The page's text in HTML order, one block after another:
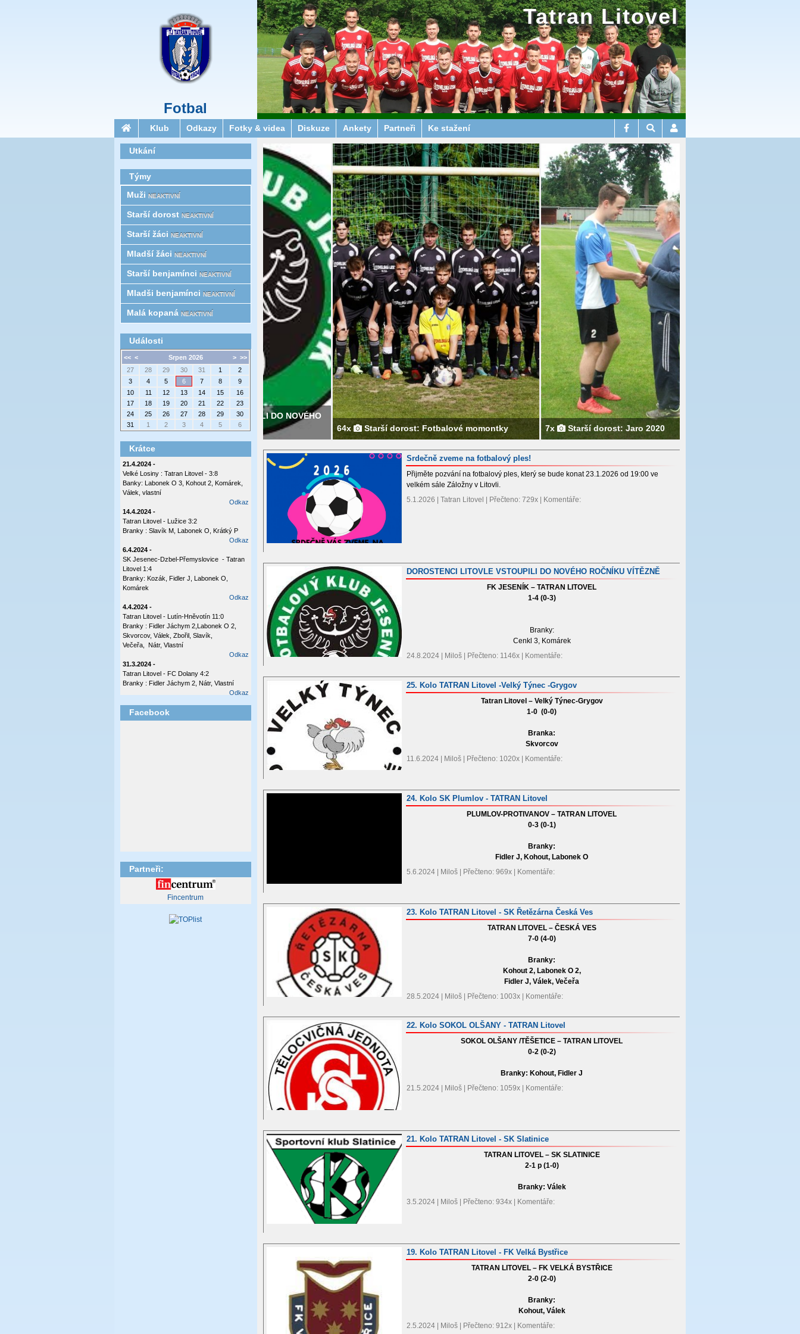
Fotbal
Tatran Litovel
Klub Odkazy Fotky & videa Diskuze Ankety Partneři Ke stažení
64x Starší dorost: Fotbalové momontky 7x Starší dorost: Jaro 2020
Srdečně zveme na fotbalový ples!
Přijměte pozvání na fotbalový ples, který se bude konat 23.1.2026 od 19:00 ve
velkém sále Záložny v Litovli.
5.1.2026 | Tatran Litovel | Přečteno: 729x | Komentáře:
DOROSTENCI LITOVLE VSTOUPILI DO NOVÉHO ROČNÍKU VÍTĚZNĚ
FK JESENÍK – TATRAN LITOVEL
1-4 (0-3)
Branky:
Cenkl 3, Komárek
24.8.2024 | Miloš | Přečteno: 1146x | Komentáře:
25. Kolo TATRAN Litovel -Velký Týnec -Grygov
Tatran Litovel – Velký Týnec-Grygov
1-0 (0-0)
Branka:
Skvorcov
11.6.2024 | Miloš | Přečteno: 1020x | Komentáře:
24. Kolo SK Plumlov - TATRAN Litovel
PLUMLOV-PROTIVANOV – TATRAN LITOVEL
0-3 (0-1)
Branky:
Fidler J, Kohout, Labonek O
5.6.2024 | Miloš | Přečteno: 969x | Komentáře:
23. Kolo TATRAN Litovel - SK Řetězárna Česká Ves
TATRAN LITOVEL – ČESKÁ VES
7-0 (4-0)
Branky:
Kohout 2, Labonek O 2,
Fidler J, Válek, Večeřa
28.5.2024 | Miloš | Přečteno: 1003x | Komentáře:
22. Kolo SOKOL OLŠANY - TATRAN Litovel
SOKOL OLŠANY /TĚŠETICE – TATRAN LITOVEL
0-2 (0-2)
Branky: Kohout, Fidler J
21.5.2024 | Miloš | Přečteno: 1059x | Komentáře:
21. Kolo TATRAN Litovel - SK Slatinice
TATRAN LITOVEL – SK SLATINICE
2-1 p (1-0)
Branky: Válek
3.5.2024 | Miloš | Přečteno: 934x | Komentáře:
19. Kolo TATRAN Litovel - FK Velká Bystřice
TATRAN LITOVEL – FK VELKÁ BYSTŘICE
2-0 (2-0)
Branky:
Kohout, Válek
2.5.2024 | Miloš | Přečteno: 912x | Komentáře:
Utkání
Týmy
Muži NEAKTIVNÍ
Starší­ dorost NEAKTIVNÍ
Starší žáci NEAKTIVNÍ
Mladší žáci NEAKTIVNÍ
Starší benjamínci NEAKTIVNÍ
Mladši benjamínci NEAKTIVNÍ
Malá kopaná NEAKTIVNÍ
Události
<< < > >>
Srpen 2026
27
28 29 30 31 1
2
3
4 5 6 7 8
9
10
11 12 13 14 15
16
17
18 19 20 21 22
23
24
25 26 27 28 29
30
31
1 2 3 4 5 6
Krátce
21.4.2024 -
Velké Losiny : Tatran Litovel - 3:8
Banky: Labonek O 3, Kohout 2, Komárek,
Válek, vlastní
Odkaz
14.4.2024 -
Tatran Litovel - Lužice 3:2
Branky : Slavík M, Labonek O, Krátký P
Odkaz
6.4.2024 -
SK Jesenec-Dzbel-Přemyslovice - Tatran
Litovel 1:4
Branky: Kozák, Fidler J, Labonek O,
Komárek
Odkaz
4.4.2024 -
Tatran Litovel - Lutín-Hněvotín 11:0
Branky : Fidler Jáchym 2,Labonek O 2,
Skvorcov, Válek, Zbořil, Slavík,
Večeřa, Nátr, Vlastní
Odkaz
31.3.2024 -
Tatran Litovel - FC Dolany 4:2
Branky : Fidler Jáchym 2, Nátr, Vlastní
Odkaz
Tatran Litovel - Plumlov 3:0
Branky: Labonek O 2 , Válek
Odkaz
25.9.2023 -
SK Slatinice - Tatran Litovel 11:3
Facebook
Partneři:
Fincentrum